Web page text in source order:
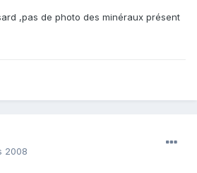
,pas de photo des minéraux présent
2008